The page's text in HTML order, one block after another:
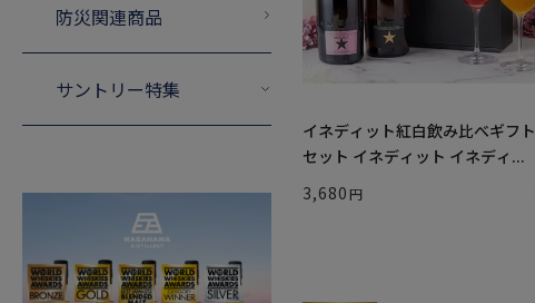
防災関連商品
サントリー特集
イネディット紅白飲み比べギフト
セット イネディット イネディ...
3,680